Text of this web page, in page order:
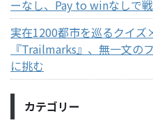
ーなし、Pay to winなしで
実在1200都市を巡るクイ
『Trailmarks』、無一文の
に挑む
カテゴリー